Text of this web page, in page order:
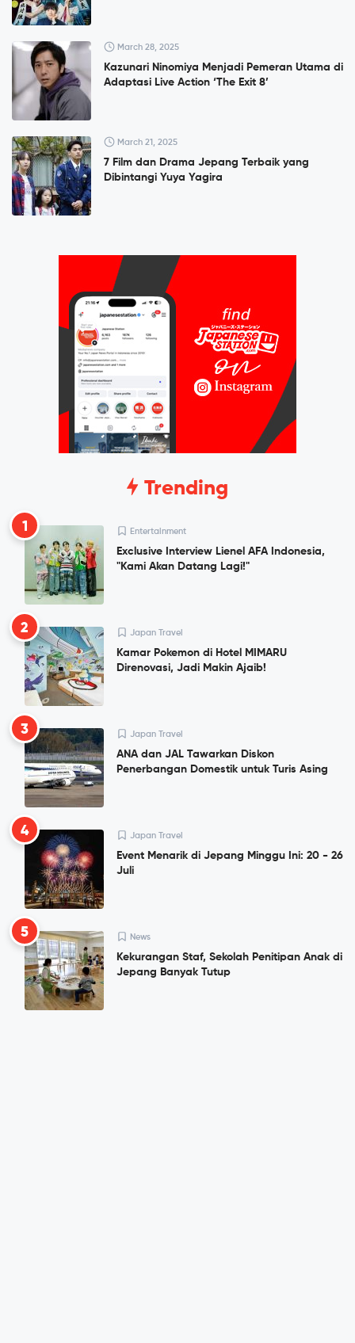
March 28, 2025
Kazunari Ninomiya Menjadi Pemeran Utama di
Adaptasi Live Action ‘The Exit 8’
March 21, 2025
7 Film dan Drama Jepang Terbaik yang
Dibintangi Yuya Yagira
Trending
1 Entertainment
Exclusive Interview Lienel AFA Indonesia,
"Kami Akan Datang Lagi!"
2 Japan Travel
Kamar Pokemon di Hotel MIMARU
Direnovasi, Jadi Makin Ajaib!
3 Japan Travel
ANA dan JAL Tawarkan Diskon
Penerbangan Domestik untuk Turis Asing
4 Japan Travel
Event Menarik di Jepang Minggu Ini: 20 - 26
Juli
5 News
Kekurangan Staf, Sekolah Penitipan Anak di
Jepang Banyak Tutup